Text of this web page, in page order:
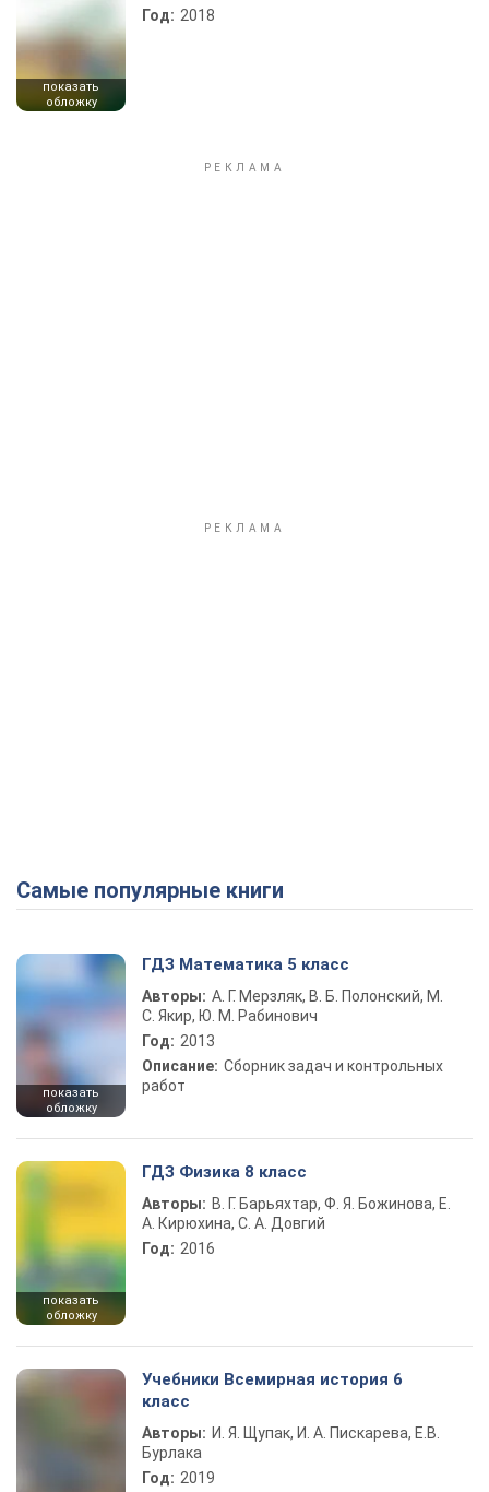
показать
обложку
Год: 2018
Самые популярные книги
показать
обложку
ГДЗ Математика 5 класс
Авторы: А. Г. Мерзляк, В. Б. Полонский, М.
С. Якир, Ю. М. Рабинович
Год: 2013
Описание: Сборник задач и контрольных
работ
показать
обложку
ГДЗ Физика 8 класс
Авторы: В. Г. Барьяхтар, Ф. Я. Божинова, Е.
А. Кирюхина, С. А. Довгий
Год: 2016
Учебники Всемирная история 6
класс
Авторы: И. Я. Щупак, И. А. Пискарева, Е.В.
Бурлака
Год: 2019